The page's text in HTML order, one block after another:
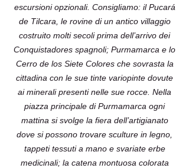
escursioni opzionali. Consigliamo: il Pucará
de Tilcara, le rovine di un antico villaggio
costruito molti secoli prima dell’arrivo dei
Conquistadores spagnoli; Purmamarca e lo
Cerro de los Siete Colores che sovrasta la
cittadina con le sue tinte variopinte dovute
ai minerali presenti nelle sue rocce. Nella
piazza principale di Purmamarca ogni
mattina si svolge la fiera dell’artigianato
dove si possono trovare sculture in legno,
tappeti tessuti a mano e svariate erbe
medicinali; la catena montuosa colorata